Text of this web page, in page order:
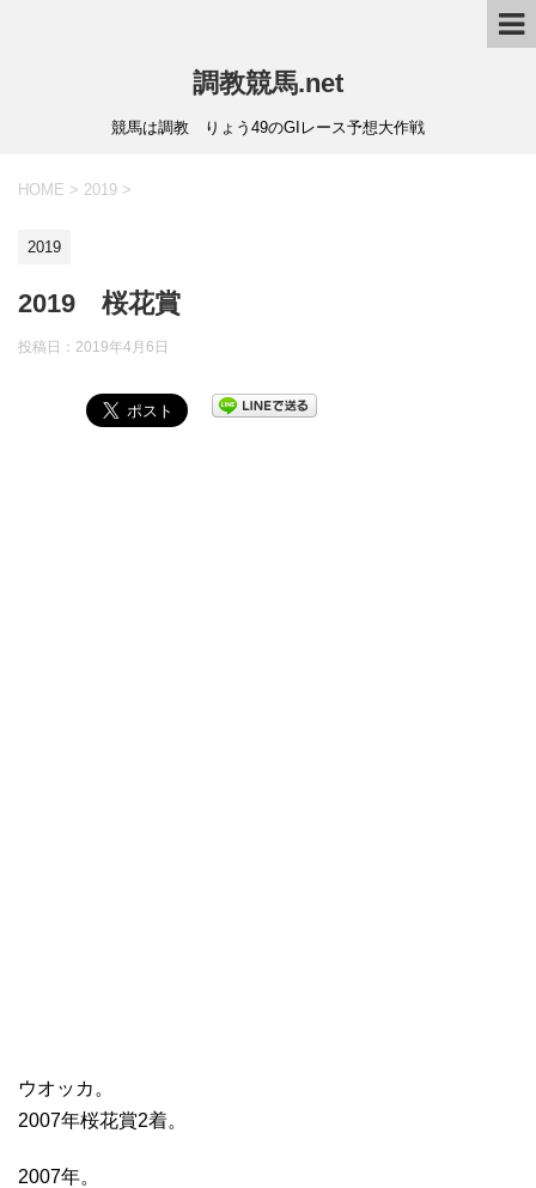
調教競馬.net
競馬は調教 りょう49のGIレース予想大作戦
HOME > 2019 >
2019
2019 桜花賞
投稿日： 2019年4月6日
ウオッカ。
2007年桜花賞2着。
2007年。